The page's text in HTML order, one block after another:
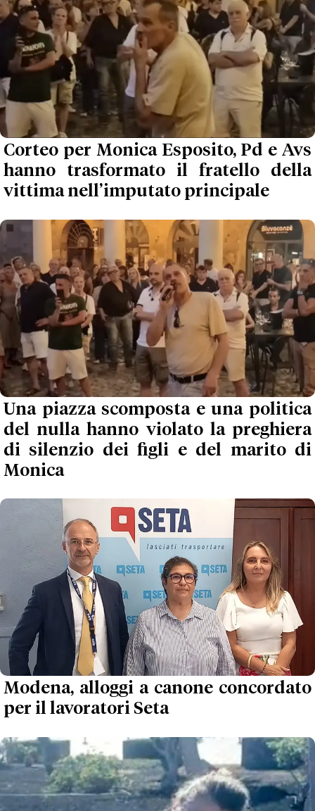
Corteo per Monica Esposito, Pd e Avs
hanno trasformato il fratello della
vittima nell’imputato principale
Una piazza scomposta e una politica
del nulla hanno violato la preghiera
di silenzio dei figli e del marito di
Monica
Modena, alloggi a canone concordato
per il lavoratori Seta